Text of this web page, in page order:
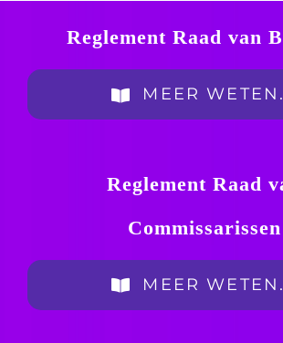
Reglement Raad van
MEER
Reglement Raad
Commissarissen
MEER